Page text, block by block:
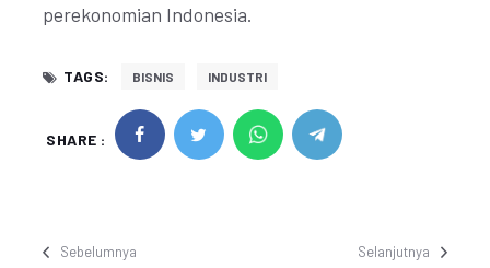
perekonomian Indonesia.
TAGS: BISNIS INDUSTRI
SHARE :
Sebelumnya Selanjutnya